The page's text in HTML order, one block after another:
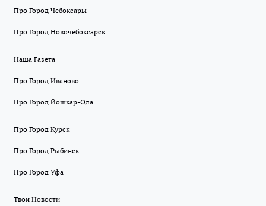
Про Город Чебоксары
Про Город Новочебоксарск
Наша Газета
Про Город Иваново
Про Город Йошкар-Ола
Про Город Курск
Про Город Рыбинск
Про Город Уфа
Твои Новости